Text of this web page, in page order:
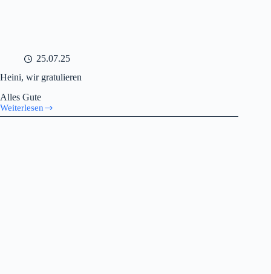
25.07.25
Heini, wir gratulieren
Alles Gute
Weiterlesen
Heini,